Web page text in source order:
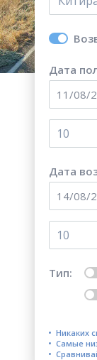
Дата
10
Дата
10
Тип:
Никаких
Самые